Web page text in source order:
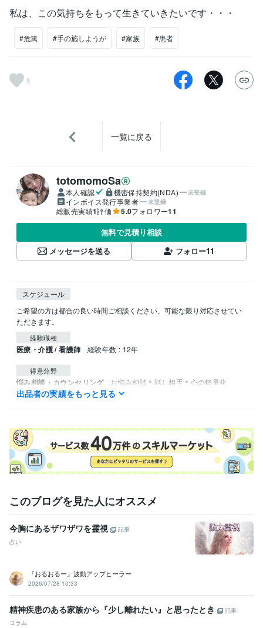
私は、この気持ちをもって生きていきたいです・・・
#危篤 #手の施しようが #家族 #患者
8
一覧に戻る
totomomoSa
本人確認 機密保持契約(NDA) 未登録
インボイス発行事業者 未登録
総販売実績1評価 5.0フォロワー11
無料で見積り相談
メッセージを送る
フォロー11
スケジュール
ご希望の方は都合の良い時間ご相談ください、可能な限り対応させてい
ただきます。
経験職種
医療・介護 / 看護師 経験年数 : 12年
得意分野
悩み相談・カウンセリング お悩み相談＊話し相手＊心の軽量化
悩み相談・カウンセリング 健康・気持ちの悩み相談　ストレス緩和
出品者の実績をもっと見る
このブログを見た人にオススメ
今胸にあるザワザワを霊視
記事
占い
『おるおるー』波動アップヒーラー
2026/07/28 10:33
精神疾患のある家族から『少し離れたい』と思ったとき
記事
コラム